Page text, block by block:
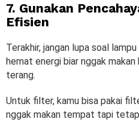
7. Gunakan
Efisien
Terakhir, jangan lupa soal
hemat energi biar nggak
terang.
Untuk filter, kamu bisa pakai
nggak makan tempat tapi